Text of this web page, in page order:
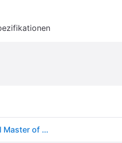
LEGO, Etui, Ninjago - 3 Layer Pencil Case - Elemental Master of Energy (20291-2501)